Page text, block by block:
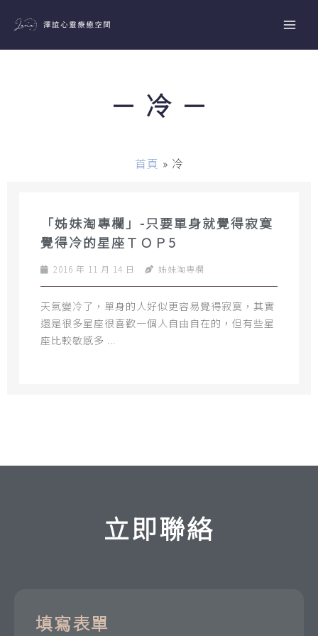
主
－ 冷 －
首頁 » 冷
「姊妹淘專欄」-只要單身就覺得寂寞
覺得冷的星座ＴＯＰ5
2016 年 11 月 14 日 姊妹淘專欄
天氣變冷了，單身的人好似更容易覺得寂寞，其實
還是很多星座很喜歡一個人自由自在的，但有些星
座比較敏感多 ...
立即聯絡
填寫表單